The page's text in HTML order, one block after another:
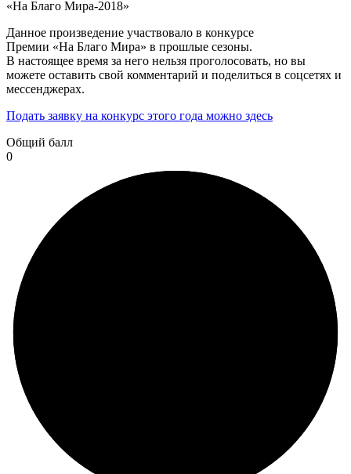
«На Благо Мира-2018»
Данное произведение участвовало в конкурсе
Премии «На Благо Мира» в прошлые сезоны.
В настоящее время за него нельзя проголосовать, но вы
можете оставить свой комментарий и поделиться в соцсетях и
мессенджерах.
Подать заявку на конкурс этого года можно здесь
Общий балл
0